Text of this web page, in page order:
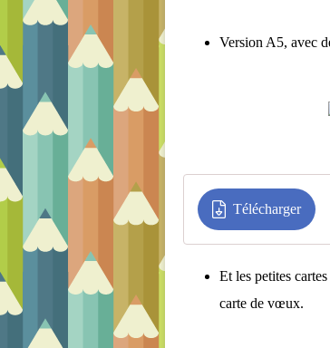
Version A5, avec
Télécharger
Et les petites
carte de vœux.